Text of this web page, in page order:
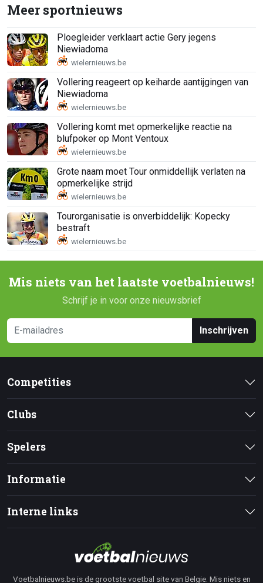
Meer sportnieuws
Ploegleider verklaart actie Gery jegens
Niewiadoma
Vollering reageert op keiharde aantijgingen van
Niewiadoma
Vollering komt met opmerkelijke reactie na
blufpoker op Mont Ventoux
Grote naam moet Tour onmiddellijk verlaten na
opmerkelijke strijd
Tourorganisatie is onverbiddelijk: Kopecky
bestraft
Mis niets van het laatste voetbalnieuws!
Schrijf je in voor onze nieuwsbrief
Inschrijven
Competities
Clubs
Spelers
Informatie
Interne links
Voetbalnieuws.be is de grootste voetbal site van Belgie. Mis niets en